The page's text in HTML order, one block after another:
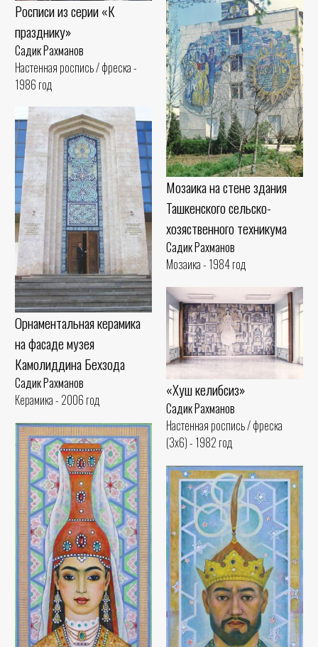
Росписи из серии «К
празднику»
Садик Рахманов
Настенная роспись / фреска -
1986 год
Мозаика на стене здания
Ташкенского сельско-
хозяственного техникума
Садик Рахманов
Мозаика - 1984 год
Орнаментальная керамика
на фасаде музея
Камолиддина Бехзода
Садик Рахманов
Керамика - 2006 год
«Хуш келибсиз»
Садик Рахманов
Настенная роспись / фреска
(3x6) - 1982 год